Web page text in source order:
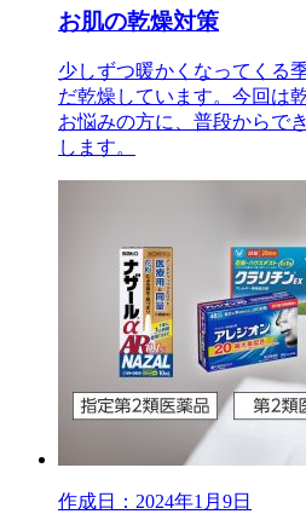
お肌の乾燥対策
少しずつ暖かくなってくる
だ乾燥しています。今回は
お悩みの方に、普段からで
します。
作成日：2024年1月9日